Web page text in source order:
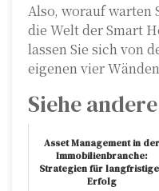
Also, worauf warten
die Welt der Smart
lassen Sie sich von
eigenen vier
Siehe
Asset Management in der
Immobilienbranche:
Strategien für
Erfolg